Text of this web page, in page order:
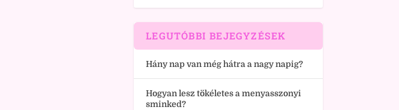
LEGUTÓBBI BEJEGYZÉSEK
Hány nap van még hátra a nagy napig?
Hogyan lesz tökéletes a menyasszonyi
sminked?